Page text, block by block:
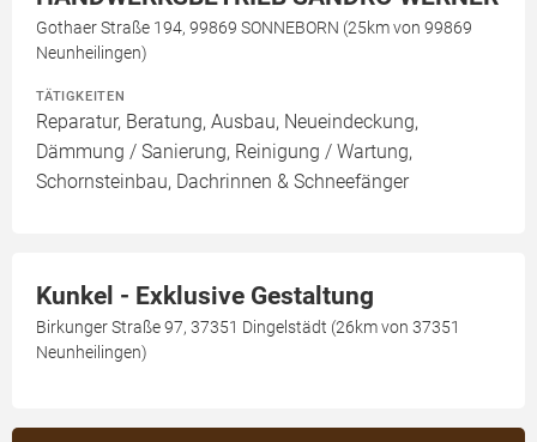
Gothaer Straße 194, 99869 SONNEBORN (25km von 99869
Neunheilingen)
TÄTIGKEITEN
Reparatur, Beratung, Ausbau, Neueindeckung,
Dämmung / Sanierung, Reinigung / Wartung,
Schornsteinbau, Dachrinnen & Schneefänger
Kunkel - Exklusive Gestaltung
Birkunger Straße 97, 37351 Dingelstädt (26km von 37351
Neunheilingen)